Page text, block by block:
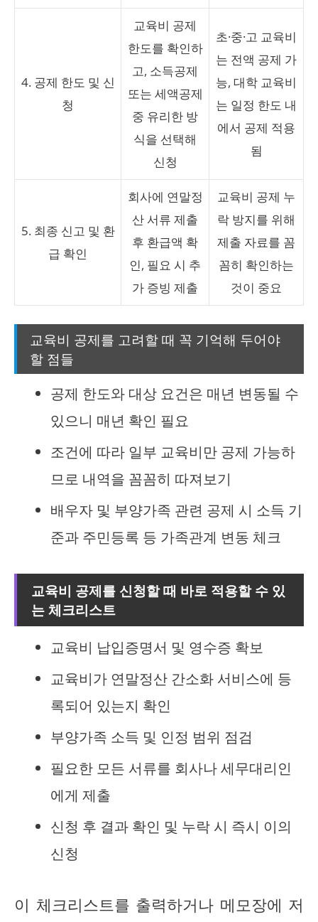
4. 공제 한도 및 신
청
교육비 공제
한도를 확인하
고, 소득공제
또는 세액공제
중 유리한 방
식을 선택해
신청
초·중·고 교육비
는 전액 공제 가
능, 대학 교육비
는 일정 한도 내
에서 공제 적용
됨
5. 최종 신고 및 환
급 확인
회사에 연말정
산 서류 제출
후 환급액 확
인, 필요 시 추
가 증빙 제출
교육비 공제 누
락 방지를 위해
제출 자료를 꼼
꼼히 확인하는
것이 중요
교육비 공제를 고려할 때 꼭 기억해 두어야
할 점들
공제 한도와 대상 요건은 매년 변동될 수
있으니 매년 확인 필요
조건에 따라 일부 교육비만 공제 가능하
므로 내역을 꼼꼼히 따져보기
배우자 및 부양가족 관련 공제 시 소득 기
준과 주민등록 등 가족관계 변동 체크
교육비 공제를 신청할 때 바로 적용할 수 있
는 체크리스트
교육비 납입증명서 및 영수증 확보
교육비가 연말정산 간소화 서비스에 등
록되어 있는지 확인
부양가족 소득 및 인정 범위 점검
필요한 모든 서류를 회사나 세무대리인
에게 제출
신청 후 결과 확인 및 누락 시 즉시 이의
신청
이 체크리스트를 출력하거나 메모장에 저